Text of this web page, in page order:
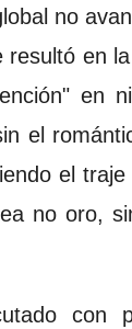
no
en
en
el
el
no oro,
con